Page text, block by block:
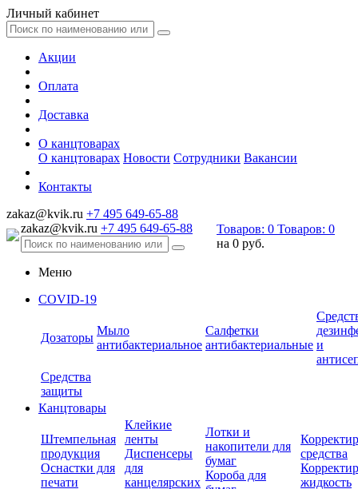
Личный кабинет
Акции
Оплата
Доставка
О канцтоварах
О канцтоварах Новости Сотрудники Вакансии
Контакты
zakaz@kvik.ru +7 495 649-65-88
zakaz@kvik.ru +7 495 649-65-88 Товаров: 0 Товаров: 0
на 0 руб.
Меню
COVID-19
Дозаторы
Мыло
антибактериальное
Салфетки
антибактериальные и
Средства
защиты
Канцтовары
Штемпельная
продукция
Оснастки для
печати
Клейкие
ленты
Диспенсеры
для
канцелярских
Лотки и
накопители для
бумаг
Короба для
средства
жидкость